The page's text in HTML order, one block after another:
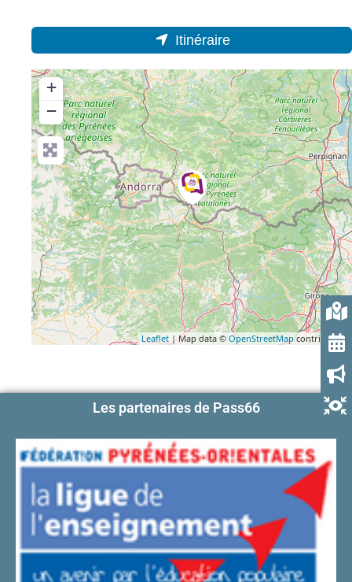
Itinéraire
+
−
Leaflet| Map data © OpenStreetMapcontributors
Les partenaires de Pass66